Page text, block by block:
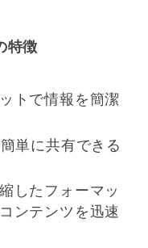
特徴
トで情報を簡潔
単に共有できる
したフォーマッ
ンテンツを迅速